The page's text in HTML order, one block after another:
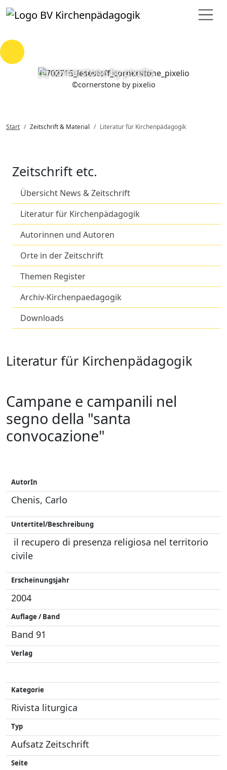
Loading...
©cornerstone by pixelio
(c) cornerstone by pixelio
Start Zeitschrift & Material Literatur für Kirchenpädagogik
Zeitschrift etc.
Übersicht News & Zeitschrift
Literatur für Kirchenpädagogik
Autorinnen und Autoren
Orte in der Zeitschrift
Themen Register
Archiv-Kirchenpaedagogik
Downloads
Literatur für Kirchenpädagogik
Campane e campanili nel
segno della "santa
convocazione"
AutorIn
Chenis, Carlo
Untertitel/Beschreibung
il recupero di presenza religiosa nel territorio
civile
Erscheinungsjahr
2004
Auflage / Band
Band 91
Verlag
Kategorie
Rivista liturgica
Typ
Aufsatz Zeitschrift
Seite